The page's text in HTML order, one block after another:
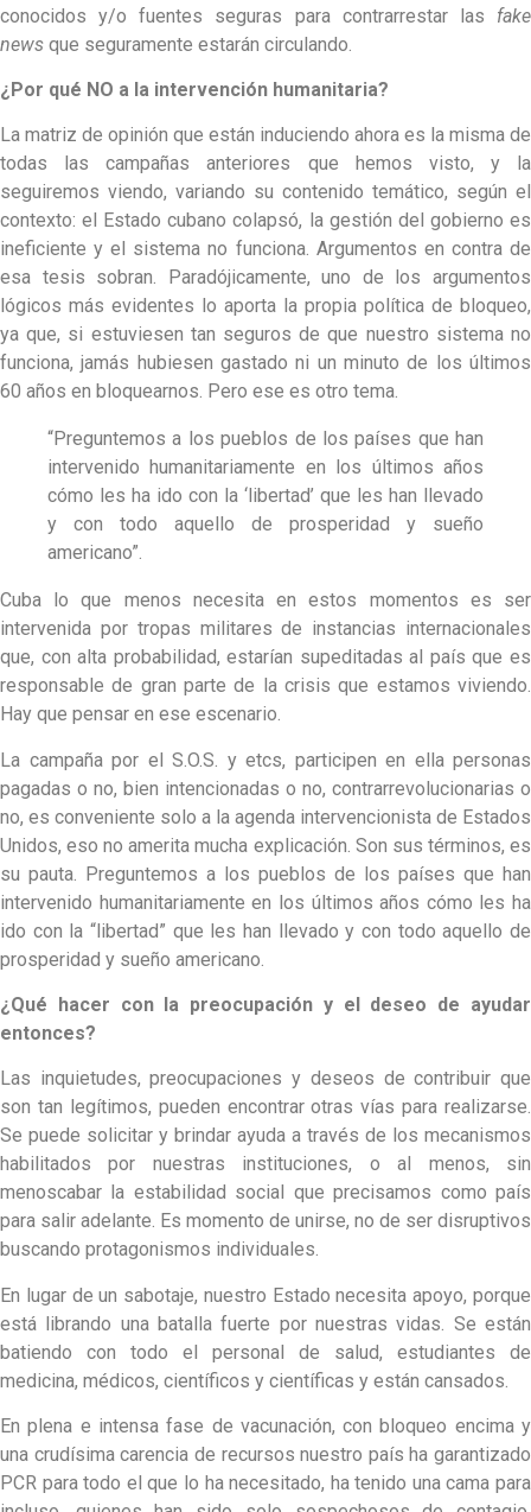
conocidos y/o fuentes seguras para contrarrestar las fake
news que seguramente estarán circulando.
¿Por qué NO a la intervención humanitaria?
La matriz de opinión que están induciendo ahora es la misma de
todas las campañas anteriores que hemos visto, y la
seguiremos viendo, variando su contenido temático, según el
contexto: el Estado cubano colapsó, la gestión del gobierno es
ineficiente y el sistema no funciona. Argumentos en contra de
esa tesis sobran. Paradójicamente, uno de los argumentos
lógicos más evidentes lo aporta la propia política de bloqueo,
ya que, si estuviesen tan seguros de que nuestro sistema no
funciona, jamás hubiesen gastado ni un minuto de los últimos
60 años en bloquearnos. Pero ese es otro tema.
“Preguntemos a los pueblos de los países que han
intervenido humanitariamente en los últimos años
cómo les ha ido con la ‘libertad’ que les han llevado
y con todo aquello de prosperidad y sueño
americano”.
Cuba lo que menos necesita en estos momentos es ser
intervenida por tropas militares de instancias internacionales
que, con alta probabilidad, estarían supeditadas al país que es
responsable de gran parte de la crisis que estamos viviendo.
Hay que pensar en ese escenario.
La campaña por el S.O.S. y etcs, participen en ella personas
pagadas o no, bien intencionadas o no, contrarrevolucionarias o
no, es conveniente solo a la agenda intervencionista de Estados
Unidos, eso no amerita mucha explicación. Son sus términos, es
su pauta. Preguntemos a los pueblos de los países que han
intervenido humanitariamente en los últimos años cómo les ha
ido con la “libertad” que les han llevado y con todo aquello de
prosperidad y sueño americano.
¿Qué hacer con la preocupación y el deseo de ayudar
entonces?
Las inquietudes, preocupaciones y deseos de contribuir que
son tan legítimos, pueden encontrar otras vías para realizarse.
Se puede solicitar y brindar ayuda a través de los mecanismos
habilitados por nuestras instituciones, o al menos, sin
menoscabar la estabilidad social que precisamos como país
para salir adelante. Es momento de unirse, no de ser disruptivos
buscando protagonismos individuales.
En lugar de un sabotaje, nuestro Estado necesita apoyo, porque
está librando una batalla fuerte por nuestras vidas. Se están
batiendo con todo el personal de salud, estudiantes de
medicina, médicos, científicos y científicas y están cansados.
En plena e intensa fase de vacunación, con bloqueo encima y
una crudísima carencia de recursos nuestro país ha garantizado
PCR para todo el que lo ha necesitado, ha tenido una cama para